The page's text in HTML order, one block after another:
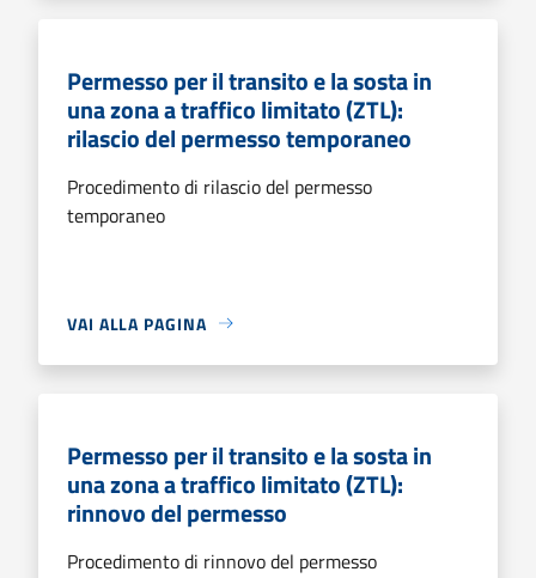
Permesso per il transito e la sosta in
una zona a traffico limitato (ZTL):
rilascio del permesso temporaneo
Procedimento di rilascio del permesso
temporaneo
VAI ALLA PAGINA
Permesso per il transito e la sosta in
una zona a traffico limitato (ZTL):
rinnovo del permesso
Procedimento di rinnovo del permesso